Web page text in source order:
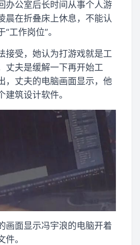
办公室后长时间从事个人游
晨在折叠床上休息，不能认
工作岗位”。
接受，她认为打游戏就是工
丈夫是缓解一下再开始工
，丈夫的电脑画面显示，他
建筑设计软件。
画面显示冯宇浪的电脑开着
件。